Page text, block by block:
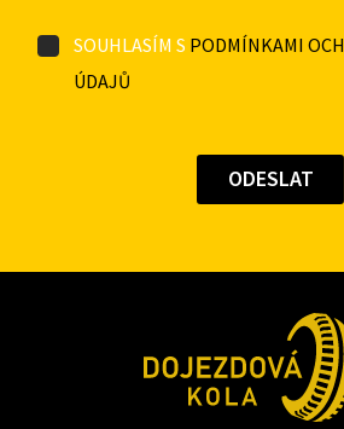
SOUHLASÍM S PODMÍNKAMI
ÚDAJŮ